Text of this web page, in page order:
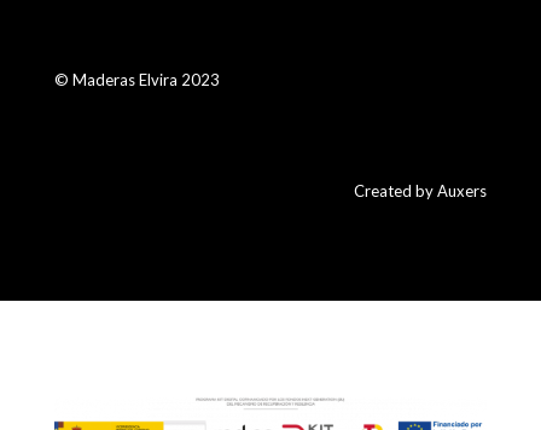
© Maderas Elvira 2023
Created by Auxers